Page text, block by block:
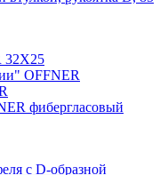
32X25
OFFNER
фибергласовый
с D-образной